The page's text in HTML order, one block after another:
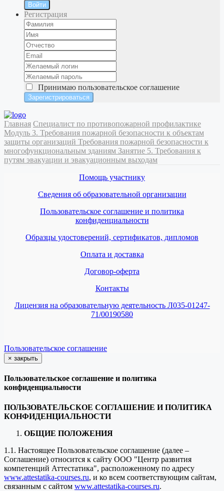
Войти
Регистрация
Принимаю пользовательское соглашение
Главная Специалист по противопожарной профилактике
Модуль 3. Требования пожарной безопасности к объектам
защиты организаций Требования пожарной безопасности к
многофункциональным зданиям Занятие 5. Требования к
путям эвакуации и эвакуационным выходам
Помощь участнику
Сведения об образовательной организации
Пользовательское соглашение и политика
конфиденциальности
Образцы удостоверений, сертификатов, дипломов
Оплата и доставка
Договор-оферта
Контакты
Лицензия на образовательную деятельность Л035-01247-
71/00190580
Пользовательское соглашение
× закрыть
Пользовательское соглашение и политика
конфиденциальности
ПОЛЬЗОВАТЕЛЬСКОЕ СОГЛАШЕНИЕ И ПОЛИТИКА
КОНФИДЕНЦИАЛЬНОСТИ
ОБЩИЕ ПОЛОЖЕНИЯ
1.1. Настоящее Пользовательское соглашение (далее –
Соглашение) относится к сайту ООО "Центр развития
компетенций Аттестатика", расположенному по адресу
www.attestatika-courses.ru, и ко всем соответствующим сайтам,
связанным с сайтом www.attestatika-courses.ru.